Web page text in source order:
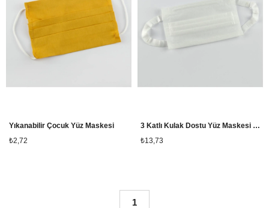
Yıkanabilir Çocuk Yüz Maskesi
₺2,72
3 Katlı Kulak Dostu Yüz Maskesi 10 Adet
₺13,73
1